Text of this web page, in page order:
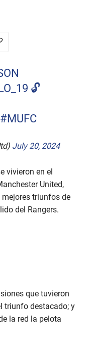
🔓
#MUFC
July 20, 2024
vivieron en el
United,
triunfos de
del Rangers.
que tuvieron
triunfo destacado; y
la red la pelota